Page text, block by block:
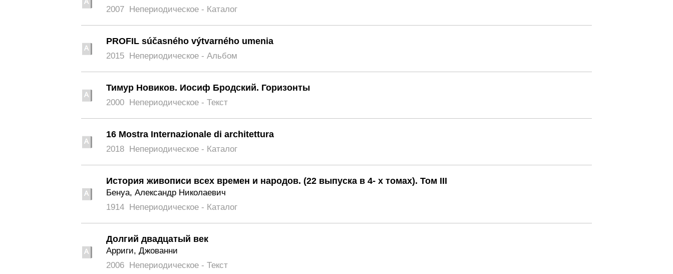
2007 Непериодическое - Каталог
PROFIL súčasného výtvarného umenia
2015 Непериодическое - Альбом
Тимур Новиков. Иосиф Бродский. Горизонты
2000 Непериодическое - Текст
16 Mostra Internazionale di architettura
2018 Непериодическое - Каталог
История живописи всех времен и народов. (22 выпуска в 4- х томах). Том III
Бенуа, Александр Николаевич
1914 Непериодическое - Каталог
Долгий двадцатый век
Арриги, Джованни
2006 Непериодическое - Текст